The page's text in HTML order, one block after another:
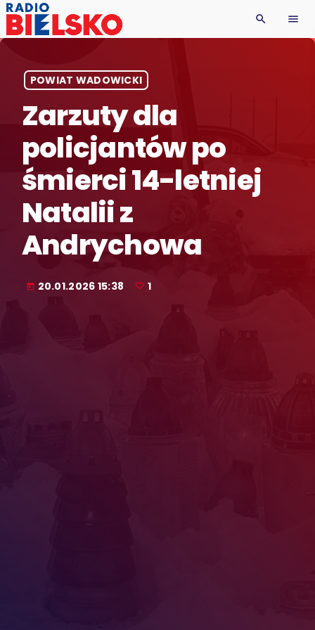
search menu
POWIAT WADOWICKI
Zarzuty dla
policjantów po
śmierci 14-letniej
Natalii z
Andrychowa
today 20.01.2026 15:38 1